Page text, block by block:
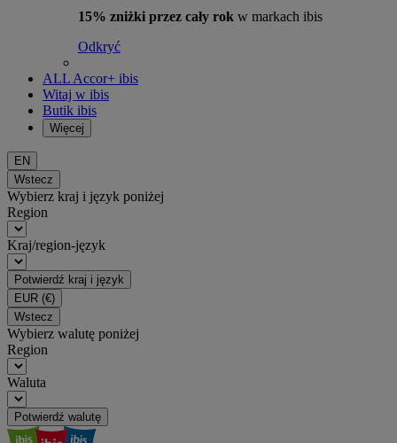
15% zniżki przez cały rok w markach ibis
Odkryć
ALL Accor+ ibis
Witaj w ibis
Butik ibis
Więcej
EN
Wstecz
Wybierz kraj i język poniżej
Region
Kraj/region-język
Potwierdź kraj i język
EUR (€)
Wstecz
Wybierz walutę poniżej
Region
Waluta
Potwierdź walutę